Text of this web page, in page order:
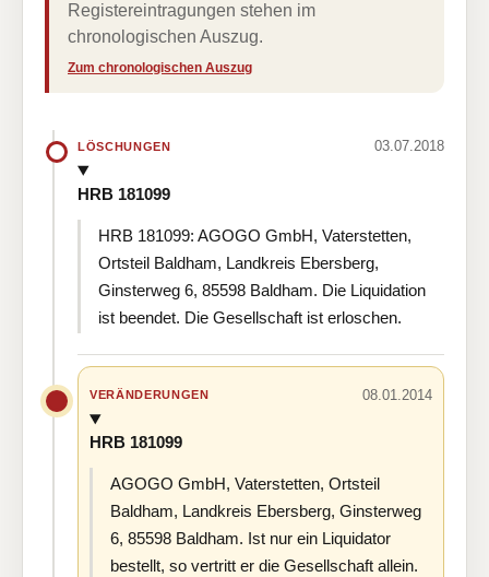
Registereintragungen stehen im
chronologischen Auszug.
Zum chronologischen Auszug
LÖSCHUNGEN 03.07.2018
HRB 181099
HRB 181099: AGOGO GmbH, Vaterstetten,
Ortsteil Baldham, Landkreis Ebersberg,
Ginsterweg 6, 85598 Baldham. Die Liquidation
ist beendet. Die Gesellschaft ist erloschen.
VERÄNDERUNGEN 08.01.2014
HRB 181099
AGOGO GmbH, Vaterstetten, Ortsteil
Baldham, Landkreis Ebersberg, Ginsterweg
6, 85598 Baldham. Ist nur ein Liquidator
bestellt, so vertritt er die Gesellschaft allein.